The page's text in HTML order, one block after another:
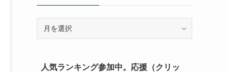
（月
人気ランキング参加中。応援（クリッ